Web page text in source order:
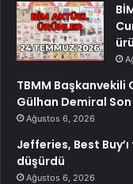
TBMM Başkanvekili
Gülhan Demiral
Ağustos 6, 2026
Jefferies, Best
düşürdü
Ağustos 6, 2026